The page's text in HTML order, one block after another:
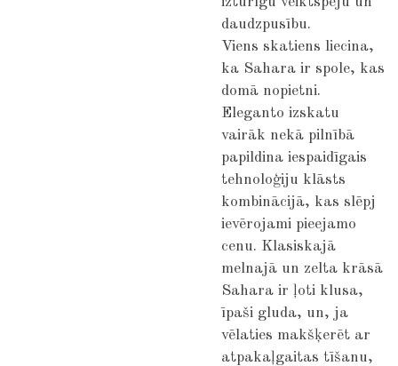
daudzpusību.
Viens skatiens liecina,
ka Sahara ir spole, kas
domā nopietni.
Eleganto izskatu
vairāk nekā pilnībā
papildina iespaidīgais
tehnoloģiju klāsts
kombinācijā, kas slēpj
ievērojami pieejamo
cenu. Klasiskajā
melnajā un zelta krāsā
Sahara ir ļoti klusa,
īpaši gluda, un, ja
vēlaties makšķerēt ar
atpakaļgaitas tīšanu,